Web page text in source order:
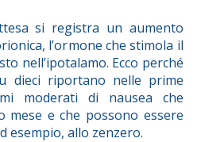
si registra un aumento
l’ormone che stimola il
nell’ipotalamo. Ecco perché
dieci riportano nelle prime
moderati di nausea che
mese e che possono essere
esempio, allo zenzero.